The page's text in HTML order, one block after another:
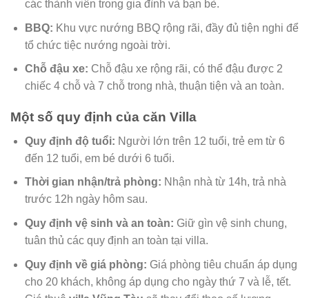
các thành viên trong gia đình và bạn bè.
BBQ: Khu vực nướng BBQ rộng rãi, đầy đủ tiện nghi để
tổ chức tiệc nướng ngoài trời.
Chỗ đậu xe: Chỗ đậu xe rộng rãi, có thể đậu được 2
chiếc 4 chỗ và 7 chỗ trong nhà, thuận tiện và an toàn.
Một số quy định của căn Villa
Quy định độ tuổi: Người lớn trên 12 tuổi, trẻ em từ 6
đến 12 tuổi, em bé dưới 6 tuổi.
Thời gian nhận/trả phòng: Nhận nhà từ 14h, trả nhà
trước 12h ngày hôm sau.
Quy định vệ sinh và an toàn: Giữ gìn vệ sinh chung,
tuân thủ các quy định an toàn tại villa.
Quy định về giá phòng: Giá phòng tiêu chuẩn áp dụng
cho 20 khách, không áp dụng cho ngày thứ 7 và lễ, tết.